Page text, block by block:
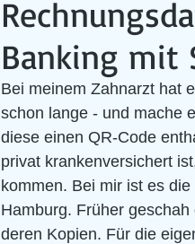
Banking mit
Bei meinem Zahnarzt hat
schon lange - und mache
diese einen QR-Code
privat krankenversichert
kommen. Bei mir ist es
Hamburg. Früher
deren Kopien. Für die